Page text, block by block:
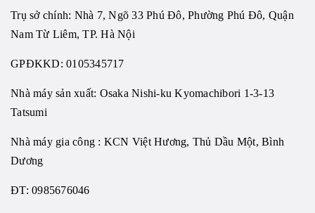
Trụ sở chính: Nhà 7, Ngõ 33 Phú Đô, Phường Phú Đô, Quận
Nam Từ Liêm, TP. Hà Nội
GPĐKKD: 0105345717
Nhà máy sản xuất: Osaka Nishi-ku Kyomachibori 1-3-13
Tatsumi
Nhà máy gia công : KCN Việt Hương, Thủ Dầu Một, Bình
Dương
ĐT: 0985676046